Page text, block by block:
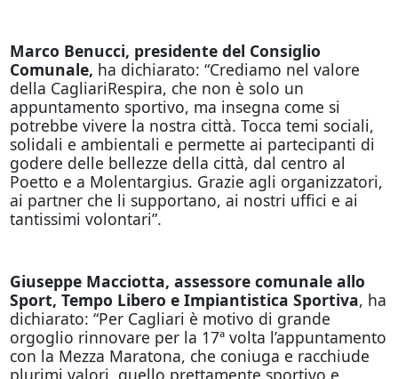
Marco Benucci, presidente del Consiglio
Comunale, ha dichiarato: “Crediamo nel valore
della CagliariRespira, che non è solo un
appuntamento sportivo, ma insegna come si
potrebbe vivere la nostra città. Tocca temi sociali,
solidali e ambientali e permette ai partecipanti di
godere delle bellezze della città, dal centro al
Poetto e a Molentargius. Grazie agli organizzatori,
ai partner che li supportano, ai nostri uffici e ai
tantissimi volontari”.
Giuseppe Macciotta, assessore comunale allo
Sport, Tempo Libero e Impiantistica Sportiva, ha
dichiarato: “Per Cagliari è motivo di grande
orgoglio rinnovare per la 17ª volta l’appuntamento
con la Mezza Maratona, che coniuga e racchiude
plurimi valori, quello prettamente sportivo e